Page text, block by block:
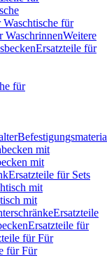
für
WaschrinnenWeitere
Ersatzteile für
für
mit
mit
Ersatzteile für Sets
mit
mit
Ersatzteile
Ersatzteile für
für Für
für Für